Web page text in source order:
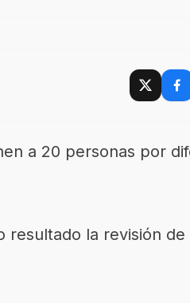
a 20 personas por
resultado la revisión de